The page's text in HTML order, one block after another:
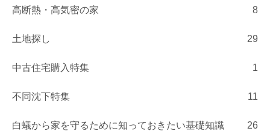
高断熱・高気密の家 8
土地探し 29
中古住宅購入特集 1
不同沈下特集 11
白蟻から家を守るために知っておきたい基礎知識 26